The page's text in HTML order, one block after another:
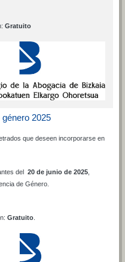
Gratuito
2025
que deseen incorporarse en
del 20 de junio de 2025,
de Género.
Gratuito.